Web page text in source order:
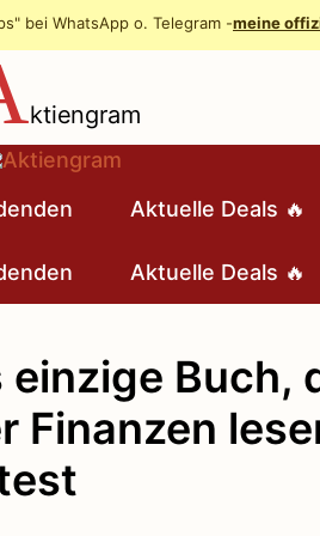
bei WhatsApp o. Telegram -meine
ktiengram
Aktuelle Deals 🔥
Aktuelle Deals 🔥
einzige Buch,
Finanzen